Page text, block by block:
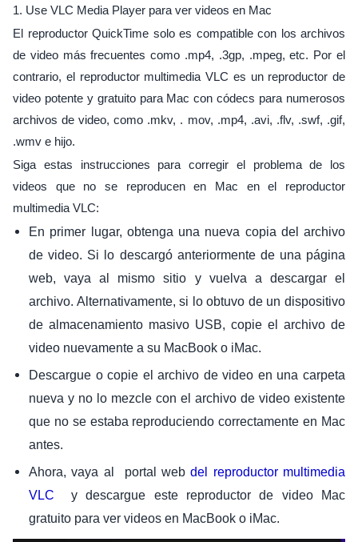
1. Use VLC Media Player para ver videos en Mac
El reproductor QuickTime solo es compatible con los archivos
de video más frecuentes como .mp4, .3gp, .mpeg, etc. Por el
contrario, el reproductor multimedia VLC es un reproductor de
video potente y gratuito para Mac con códecs para numerosos
archivos de video, como .mkv, . mov, .mp4, .avi, .flv, .swf, .gif,
.wmv e hijo.
Siga estas instrucciones para corregir el problema de los
videos que no se reproducen en Mac en el reproductor
multimedia VLC:
En primer lugar, obtenga una nueva copia del archivo
de video. Si lo descargó anteriormente de una página
web, vaya al mismo sitio y vuelva a descargar el
archivo. Alternativamente, si lo obtuvo de un dispositivo
de almacenamiento masivo USB, copie el archivo de
video nuevamente a su MacBook o iMac.
Descargue o copie el archivo de video en una carpeta
nueva y no lo mezcle con el archivo de video existente
que no se estaba reproduciendo correctamente en Mac
antes.
Ahora, vaya al portal webdel reproductor multimedia
VLC y descargue este reproductor de video Mac
gratuito para ver videos en MacBook o iMac.